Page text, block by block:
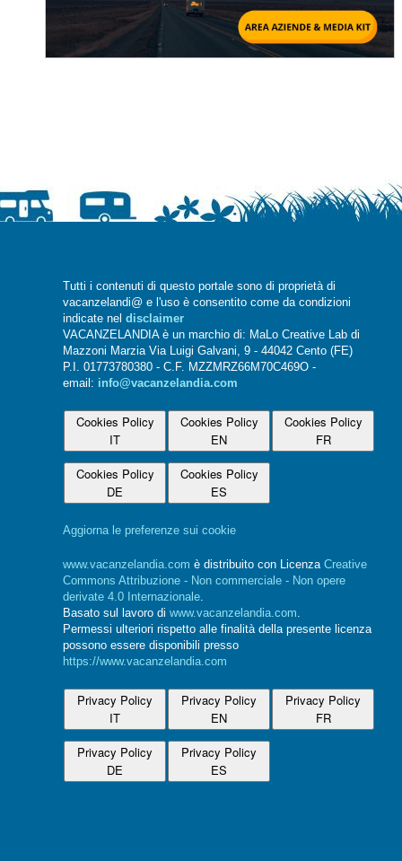
Tutti i contenuti di questo portale sono di proprietà di
vacanzelandi@ e l'uso è consentito come da condizioni
indicate nel disclaimer
VACANZELANDIA è un marchio di: MaLo Creative Lab di
Mazzoni Marzia Via Luigi Galvani, 9 - 44042 Cento (FE)
P.I. 01773780380 - C.F. MZZMRZ66M70C469O -
email: info@vacanzelandia.com
Cookies Policy
IT
Cookies Policy
EN
Cookies Policy
FR
Cookies Policy
DE
Cookies Policy
ES
Aggiorna le preferenze sui cookie
www.vacanzelandia.com è distribuito con Licenza Creative
Commons Attribuzione - Non commerciale - Non opere
derivate 4.0 Internazionale.
Basato sul lavoro di www.vacanzelandia.com.
Permessi ulteriori rispetto alle finalità della presente licenza
possono essere disponibili presso
https://www.vacanzelandia.com
Privacy Policy
IT
Privacy Policy
EN
Privacy Policy
FR
Privacy Policy
DE
Privacy Policy
ES